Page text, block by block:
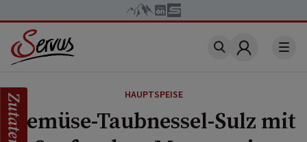
Account
HAUPTSPEISE
Gemüse-Taubnessel-Sulz mit
Zutaten